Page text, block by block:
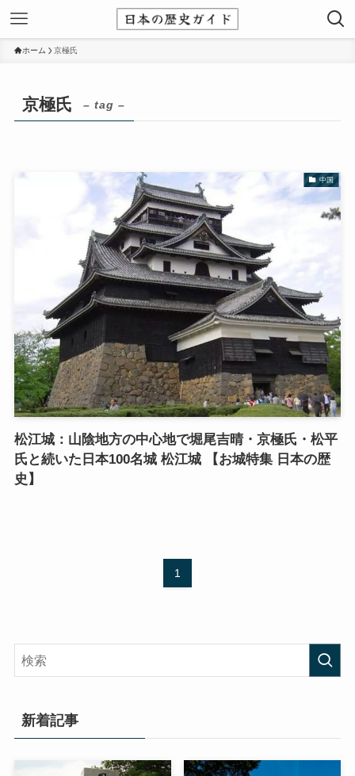
ホーム 京極氏
京極氏 – tag –
中国
松江城：山陰地方の中心地で堀尾吉晴・京極氏・松平
氏と続いた日本100名城 松江城 【お城特集 日本の歴
史】
1
新着記事